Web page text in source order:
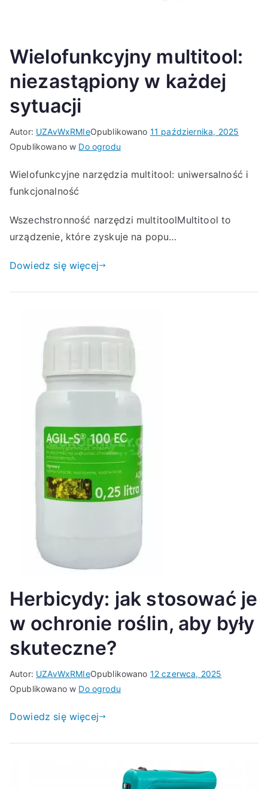
Wielofunkcyjny multitool:
niezastąpiony w każdej
sytuacji
Autor: UZAvWxRMIeOpublikowano 11 października, 2025
Opublikowano w Do ogrodu
Wielofunkcyjne narzędzia multitool: uniwersalność i
funkcjonalność
Wszechstronność narzędzi multitoolMultitool to
urządzenie, które zyskuje na popu…
Dowiedz się więcej
Herbicydy: jak stosować je
w ochronie roślin, aby były
skuteczne?
Autor: UZAvWxRMIeOpublikowano 12 czerwca, 2025
Opublikowano w Do ogrodu
Dowiedz się więcej